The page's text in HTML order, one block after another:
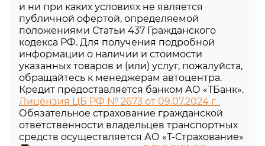
и ни при каких условиях не является
публичной офертой, определяемой
положениями Статьи 437 Гражданского
кодекса РФ. Для получения подробной
информации о наличии и стоимости
указанных товаров и (или) услуг, пожалуйста,
обращайтесь к менеджерам автоцентра.
Кредит предоставляется банком АО «ТБанк».
Лицензия ЦБ РФ № 2673 от 09.07.2024 г .
Обязательное страхование гражданской
ответственности владельцев транспортных
средств осуществляется АО «Т-Страхование»